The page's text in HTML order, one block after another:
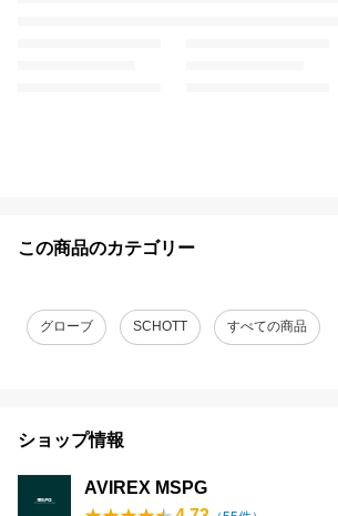
この商品のカテゴリー
グローブ SCHOTT すべての商品
ショップ情報
AVIREX MSPG